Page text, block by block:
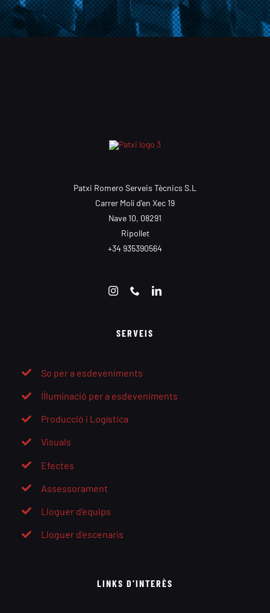
Patxi Romero Serveis Tècnics S.L
Carrer Molí d’en Xec 19
Nave 10, 08291
Ripollet
+34 935390564
SERVEIS
So per a esdeveniments
Il·luminació per a esdeveniments
Producció i Logística
Visuals
Efectes
Assessorament
Lloguer d’equips
Lloguer d’escenaris
LINKS D’INTERÈS